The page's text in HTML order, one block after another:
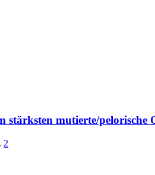
stärksten mutierte/pelorische
2